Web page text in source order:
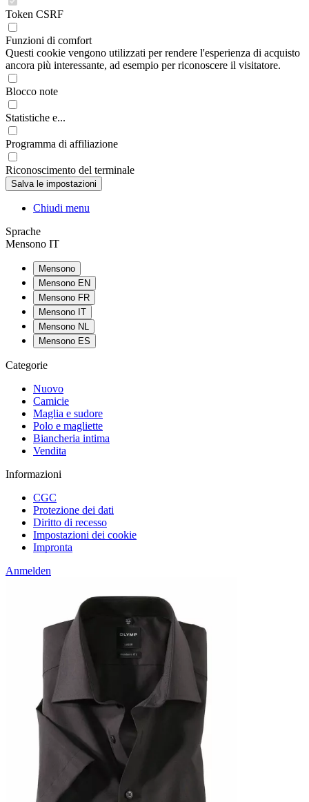
Token CSRF
Funzioni di comfort
Questi cookie vengono utilizzati per rendere l'esperienza di acquisto
ancora più interessante, ad esempio per riconoscere il visitatore.
Blocco note
Statistiche e...
Programma di affiliazione
Riconoscimento del terminale
Chiudi menu
Sprache
Mensono IT
Mensono
Mensono EN
Mensono FR
Mensono IT
Mensono NL
Mensono ES
Categorie
Nuovo
Camicie
Maglia e sudore
Polo e magliette
Biancheria intima
Vendita
Informazioni
CGC
Protezione dei dati
Diritto di recesso
Impostazioni dei cookie
Impronta
Anmelden